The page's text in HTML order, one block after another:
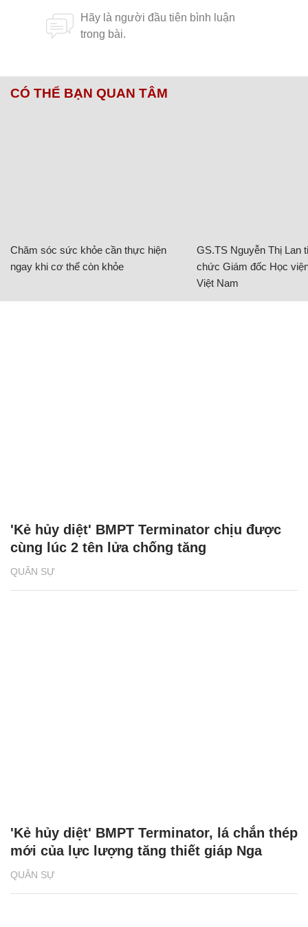
CÓ THỂ BẠN QUAN TÂM
Chăm sóc sức khỏe cần thực hiện
ngay khi cơ thể còn khỏe
GS.TS Nguyễn Thị Lan
chức Giám đốc Học
Việt Nam
QUÂN SỰ
'Kẻ hủy diệt' BMPT Terminator chịu được
cùng lúc 2 tên lửa chống tăng
QUÂN SỰ
'Kẻ hủy diệt' BMPT Terminator, lá chắn thép
mới của lực lượng tăng thiết giáp Nga